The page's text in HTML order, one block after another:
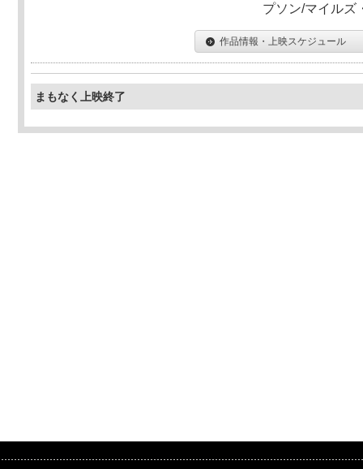
プソン/マイルズ
作品情報・上映スケジュール
まもなく上映終了